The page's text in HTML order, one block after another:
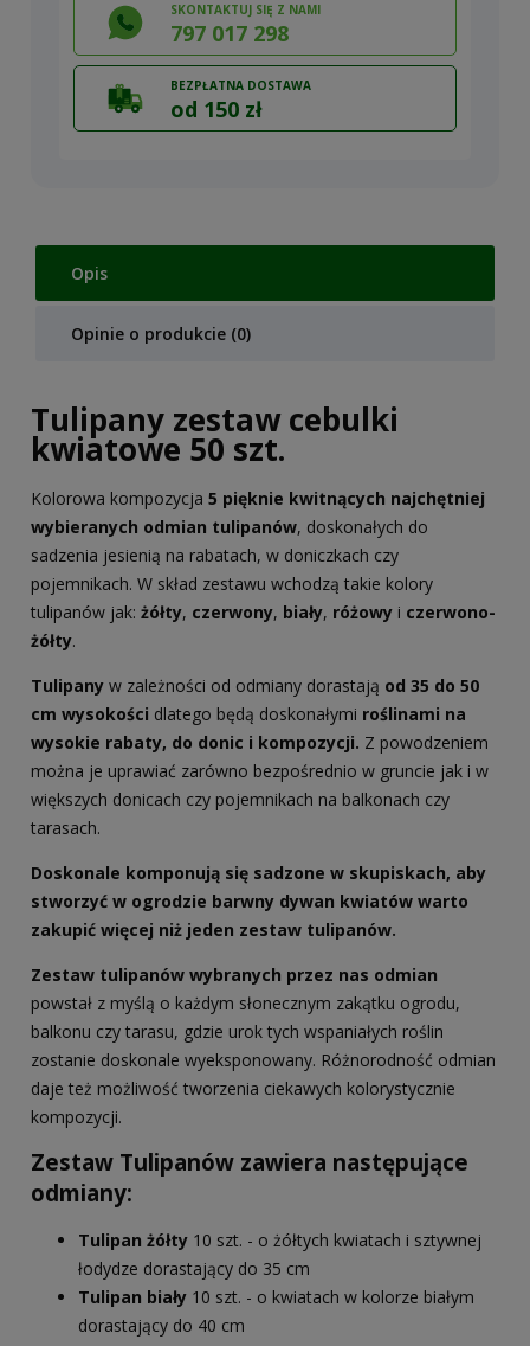
SKONTAKTUJ SIĘ Z NAMI
797 017 298
BEZPŁATNA DOSTAWA
od 150 zł
Opis
Opinie o produkcie (0)
Tulipany zestaw cebulki
kwiatowe 50 szt.
Kolorowa kompozycja 5 pięknie kwitnących najchętniej
wybieranych odmian tulipanów, doskonałych do
sadzenia jesienią na rabatach, w doniczkach czy
pojemnikach. W skład zestawu wchodzą takie kolory
tulipanów jak: żółty, czerwony, biały, różowy i czerwono-
żółty.
Tulipany w zależności od odmiany dorastają od 35 do 50
cm wysokości dlatego będą doskonałymi roślinami na
wysokie rabaty, do donic i kompozycji. Z powodzeniem
można je uprawiać zarówno bezpośrednio w gruncie jak i w
większych donicach czy pojemnikach na balkonach czy
tarasach.
Doskonale komponują się sadzone w skupiskach, aby
stworzyć w ogrodzie barwny dywan kwiatów warto
zakupić więcej niż jeden zestaw tulipanów.
Zestaw tulipanów wybranych przez nas odmian
powstał z myślą o każdym słonecznym zakątku ogrodu,
balkonu czy tarasu, gdzie urok tych wspaniałych roślin
zostanie doskonale wyeksponowany. Różnorodność odmian
daje też możliwość tworzenia ciekawych kolorystycznie
kompozycji.
Zestaw Tulipanów zawiera następujące
odmiany:
Tulipan żółty 10 szt. - o żółtych kwiatach i sztywnej
łodydze dorastający do 35 cm
Tulipan biały 10 szt. - o kwiatach w kolorze białym
dorastający do 40 cm